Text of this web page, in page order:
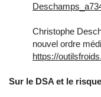
Christophe
nouvel ordre
https://
Sur le DSA et le